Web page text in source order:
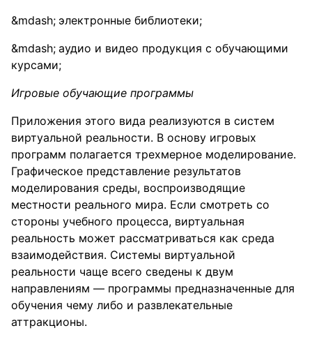
электронные библиотеки;
аудио и видео продукция с обучающими
курсами;
Игровые обучающие программы
Приложения этого вида реализуются в систем
виртуальной реальности. В основу игровых
программ полагается трехмерное моделирование.
Графическое представление результатов
моделирования среды, воспроизводящие
местности реального мира. Если смотреть со
стороны учебного процесса, виртуальная
реальность может рассматриваться как среда
взаимодействия. Системы виртуальной
реальности чаще всего сведены к двум
направлениям — программы предназначенные для
обучения чему либо и развлекательные
аттракционы.